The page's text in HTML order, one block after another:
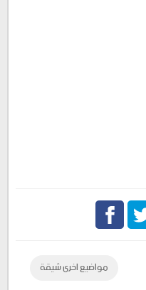
مواضيع اخرى شيقة